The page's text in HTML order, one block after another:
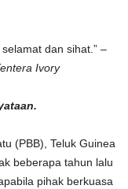
dan sihat.” –
Ivory
(PBB), Teluk Guinea
beberapa tahun lalu
pihak berkuasa